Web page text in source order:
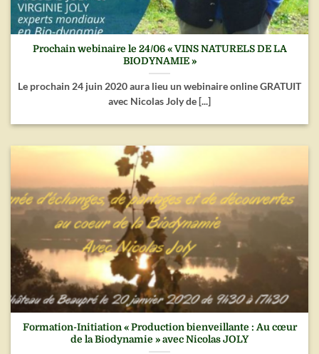
Prochain webinaire le 24/06 « VINS NATURELS DE LA
BIODYNAMIE​​​​​​​ »
Le prochain 24 juin 2020 aura lieu un webinaire online GRATUIT
avec Nicolas Joly de [...]
Formation-Initiation « Production bienveillante : Au cœur
de la Biodynamie » avec Nicolas JOLY